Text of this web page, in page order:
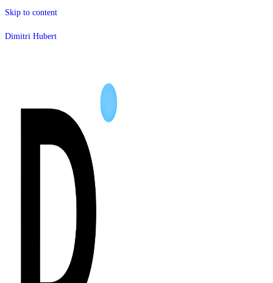
Skip to content
Dimitri Hubert